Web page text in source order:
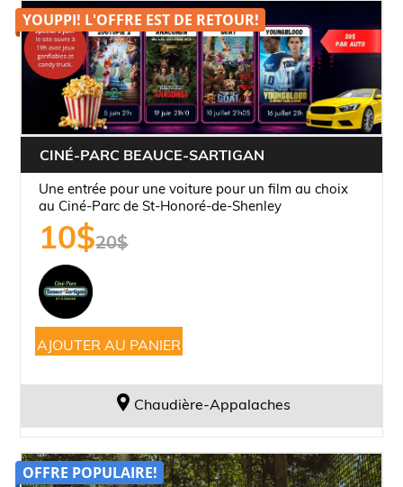
était :
300,00$.
est :
150,00$.
CINÉ-PARC BEAUCE-SARTIGAN
Une entrée pour une voiture pour un film au choix
au Ciné-Parc de St-Honoré-de-Shenley
10$20$
Le
initial
Le
actuel
AJOUTER AU PANIER
Chaudière-Appalaches
YOUPPI! L'OFFRE EST DE RETOUR!
OFFRE POPULAIRE!